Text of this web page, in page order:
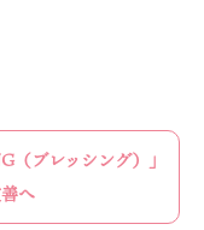
ブレッシング）」
へ